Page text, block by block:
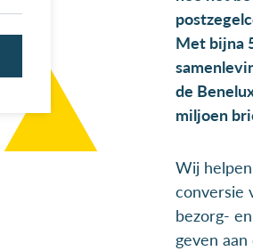
Met bijna
de
miljoen
Wij
conversie
bezorg-
geven